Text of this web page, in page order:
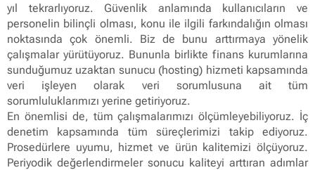
yıl tekrarlıyoruz. Güvenlik anlamında kullanıcıların ve
personelin bilinçli olması, konu ile ilgili farkındalığın olması
noktasında çok önemli. Biz de bunu arttırmaya yönelik
çalışmalar yürütüyoruz. Bununla birlikte finans kurumlarına
sunduğumuz uzaktan sunucu (hosting) hizmeti kapsamında
veri işleyen olarak veri sorumlusuna ait tüm
sorumluluklarımızı yerine getiriyoruz.
En önemlisi de, tüm çalışmalarımızı ölçümleyebiliyoruz. İç
denetim kapsamında tüm süreçlerimizi takip ediyoruz.
Prosedürlere uyumu, hizmet ve ürün kalitemizi ölçüyoruz.
Periyodik değerlendirmeler sonucu kaliteyi arttıran adımlar